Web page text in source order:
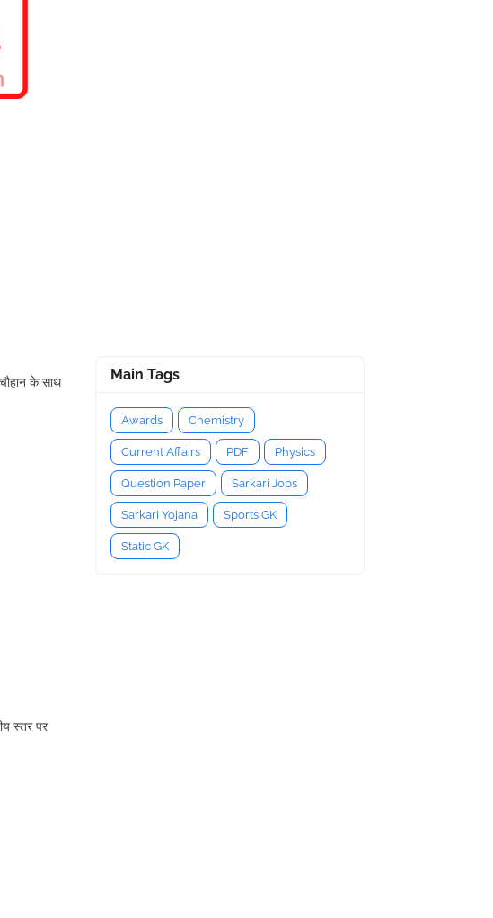
के साथ
स्तर पर
Main Tags
Awards Chemistry
Current Affairs PDF Physics
Question Paper Sarkari Jobs
Sarkari Yojana Sports GK
Static GK